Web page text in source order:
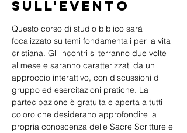
sull'evento
Questo corso di studio biblico sarà
focalizzato su temi fondamentali per la vita
cristiana. Gli incontri si terranno due volte
al mese e saranno caratterizzati da un
approccio interattivo, con discussioni di
gruppo ed esercitazioni pratiche. La
partecipazione è gratuita e aperta a tutti
coloro che desiderano approfondire la
propria conoscenza delle Sacre Scritture e